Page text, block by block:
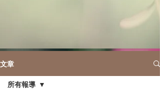
文章
所有報導